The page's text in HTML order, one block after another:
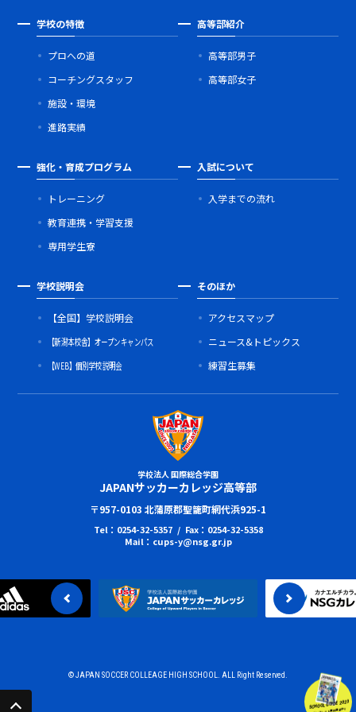
SCHOOL GUIDE 2023
学校の特徴
プロへの道
コーチングスタッフ
施設・環境
進路実績
高等部紹介
高等部男子
高等部女子
強化・育成プログラム
トレーニング
教育連携・学習支援
専用学生寮
入試について
入学までの流れ
学校説明会
【全国】学校説明会
【新潟本校舎】オープンキャンパス
【WEB】個別学校説明会
そのほか
アクセスマップ
ニュース&トピックス
練習生募集
学校法人 国際総合学園
JAPANサッカーカレッジ高等部
〒957-0103 北蒲原郡聖籠町網代浜925-1
Tel：0254-32-5357 / Fax：0254-32-5358
Mail：cups-y@nsg.gr.jp
© JAPAN SOCCER COLLEAGE HIGH SCHOOL. ALL Right Reserved.